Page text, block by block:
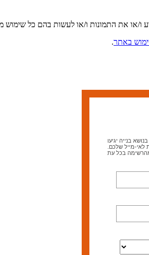
ו/או את התמונות ו/או לעשות בהם כל
באתר.
בנייה יגיעו
לאי-מייל שלכם.
בכל עת